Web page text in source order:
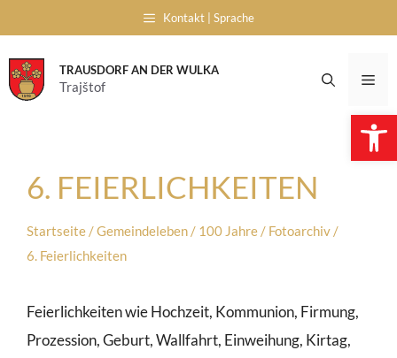
to
content
Kontakt | Sprache
TRAUSDORF AN DER WULKA
Trajštof
6. FEIERLICHKEITEN
Startseite /Gemeindeleben / 100 Jahre / Fotoarchiv /
6. Feierlichkeiten
Feierlichkeiten wie Hochzeit, Kommunion, Firmung,
Prozession, Geburt, Wallfahrt, Einweihung, Kirtag,